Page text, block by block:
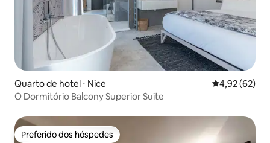
Quarto de hotel ⋅ Nice 4,92 de uma
4,92 (62)
O Dormitório Balcony Superior Suite
Preferido dos hóspedes
Preferido dos hóspedes